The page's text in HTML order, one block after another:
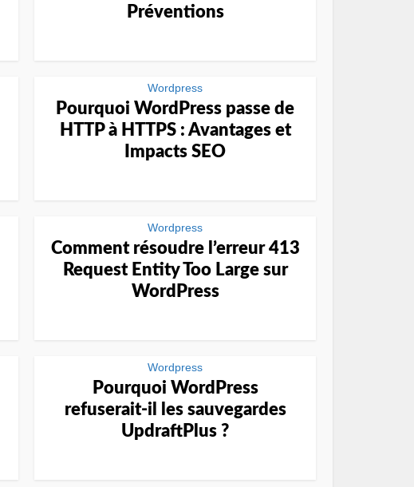
Préventions
Wordpress
Pourquoi WordPress passe de
HTTP à HTTPS : Avantages et
Impacts SEO
Wordpress
Comment résoudre l’erreur 413
Request Entity Too Large sur
WordPress
Wordpress
Pourquoi WordPress
refuserait-il les sauvegardes
UpdraftPlus ?